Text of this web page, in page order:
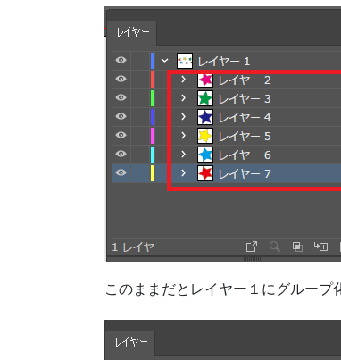
このままだとレイヤー１にグループ